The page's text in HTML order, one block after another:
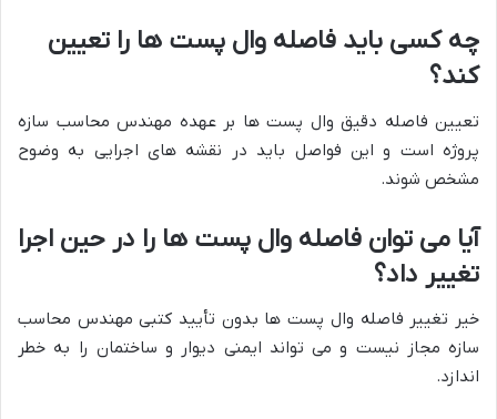
چه کسی باید فاصله وال پست ها را تعیین
کند؟
تعیین فاصله دقیق وال پست ها بر عهده مهندس محاسب سازه
پروژه است و این فواصل باید در نقشه های اجرایی به وضوح
مشخص شوند.
آیا می توان فاصله وال پست ها را در حین اجرا
تغییر داد؟
خیر تغییر فاصله وال پست ها بدون تأیید کتبی مهندس محاسب
سازه مجاز نیست و می تواند ایمنی دیوار و ساختمان را به خطر
اندازد.